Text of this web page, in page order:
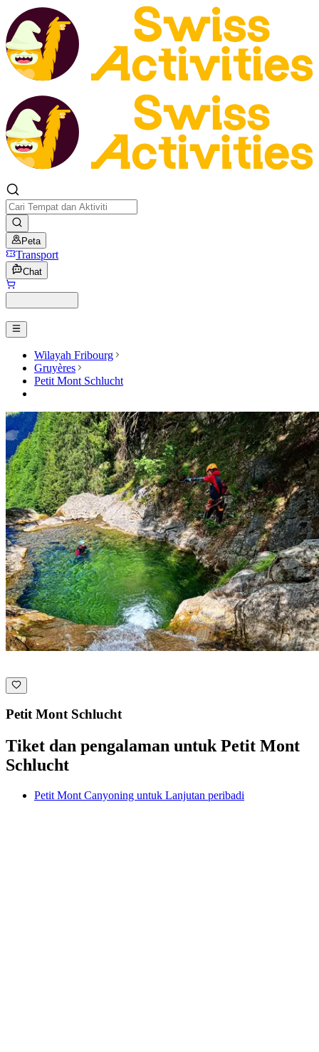
Peta
Transport
Chat
Wilayah Fribourg
Gruyères
Petit Mont Schlucht
Petit Mont Schlucht
Tiket dan pengalaman untuk Petit Mont
Schlucht
Petit Mont Canyoning untuk Lanjutan peribadi